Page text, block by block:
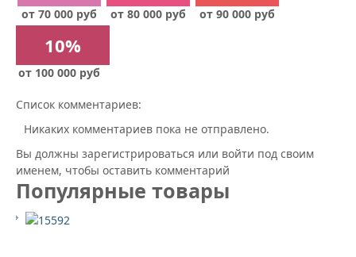
от 70 000 руб от 80 000 руб от 90 000 руб
10%
от 100 000 руб
Список комментариев:
Никаких комментариев пока не отправлено.
Вы должны зарегистрироваться или войти под своим
именем, чтобы оставить комментарий
Популярные товары